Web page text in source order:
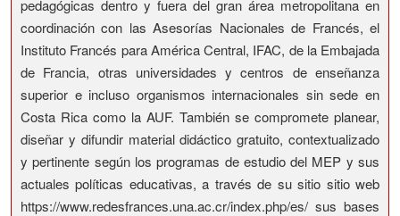
pedagógicas dentro y fuera del gran área metropolitana en
coordinación con las Asesorías Nacionales de Francés, el
Instituto Francés para América Central, IFAC, de la Embajada
de Francia, otras universidades y centros de enseñanza
superior e incluso organismos internacionales sin sede en
Costa Rica como la AUF. También se compromete planear,
diseñar y difundir material didáctico gratuito, contextualizado
y pertinente según los programas de estudio del MEP y sus
actuales políticas educativas, a través de su sitio sitio web
https://www.redesfrances.una.ac.cr/index.php/es/ sus bases